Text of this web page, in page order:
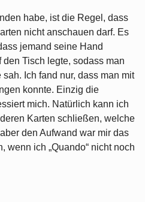
habe, ist die Regel, dass
nicht anschauen darf. Es
jemand seine Hand
Tisch legte, sodass man
Ich fand nur, dass man mit
konnte. Einzig die
mich. Natürlich kann ich
Karten schließen, welche
den Aufwand war mir das
wenn ich „Quando“ nicht noch